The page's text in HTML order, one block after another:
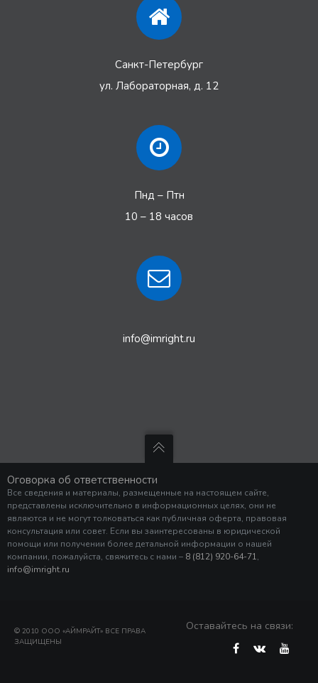
Санкт-Петербург
ул. Лабораторная, д. 12
Пнд – Птн
10 – 18 часов
info@imright.ru
Оговорка об ответственности
Все сведения и материалы, размещенные на настоящем сайте,
представлены исключительно в информационных целях, они не
являются и не могут толковаться как публичная оферта, правовая
консультация или совет. Если вы заинтересованы в юридической
помощи или получении более детальной информации о нашей
компании, пожалуйста, свяжитесь с нами – 8 (812) 920-64-71,
info@imright.ru
Оставайтесь на связи:
© 2010 ООО «АЙМРАЙТ» ВСЕ ПРАВА
ЗАЩИЩЕНЫ